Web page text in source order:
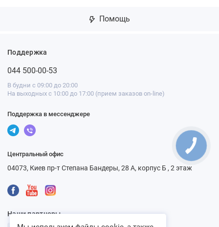
Помощь
Поддержка
044 500-00-53
В будни с 09:00 до 20:00
На выходных с 10:00 до 17:00 (прием заказов on-line)
Поддержка в мессенджере
Центральный офис
04073, Киев пр-т Степана Бандеры, 28 А, корпус Б , 2 этаж
Наши партнеры